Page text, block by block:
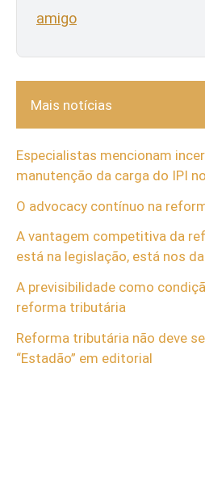
amigo
Mais notícias
Especialistas mencionam
manutenção da carga do IPI
O advocacy contínuo na
A vantagem competitiva da
está na legislação, está nos
A previsibilidade como
reforma tributária
Reforma tributária não deve
“Estadão” em editorial